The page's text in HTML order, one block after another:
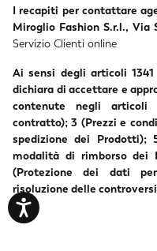
I recapiti per contattare
Miroglio Fashion S.r.l., Via
Servizio Clienti online
Ai sensi degli articoli
dichiara di accettare e
contenute negli
contratto); 3 (Prezzi e
spedizione dei
modalità di rimborso
(Protezione dei dati
risoluzione delle